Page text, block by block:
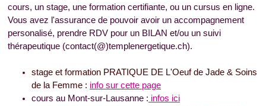
cours, un stage, une formation certifiante, ou un cursus en ligne.
Vous avez l'assurance de pouvoir avoir un accompagnement
personalisé, prendre RDV pour un BILAN et/ou un suivi
thérapeutique (contact(@)templenergetique.ch).
stage et formation PRATIQUE DE L'Oeuf de Jade & Soins
de la Femme : info sur cette page
cours au Mont-sur-Lausanne : infos ici